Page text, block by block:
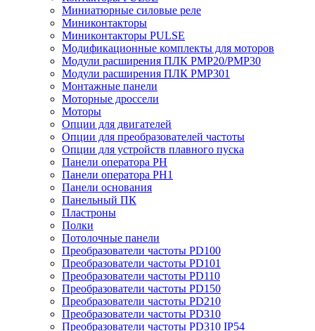
Миниатюрные силовые реле
Миниконтакторы
Миниконтакторы PULSE
Модификационные комплекты для моторов
Модули расширения ПЛК PMP20/PMP30
Модули расширения ПЛК PMP301
Монтажные панели
Моторные дроссели
Моторы
Опции для двигателей
Опции для преобразователей частоты
Опции для устройств плавного пуска
Панели оператора PH
Панели оператора PH1
Панели основания
Панельный ПК
Пластроны
Полки
Потолочные панели
Преобразователи частоты PD100
Преобразователи частоты PD101
Преобразователи частоты PD110
Преобразователи частоты PD150
Преобразователи частоты PD210
Преобразователи частоты PD310
Преобразователи частоты PD310 IP54